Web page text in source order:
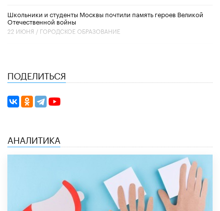
Школьники и студенты Москвы почтили память героев Великой
Отечественной войны
22 ИЮНЯ / ГОРОДСКОЕ ОБРАЗОВАНИЕ
ПОДЕЛИТЬСЯ
АНАЛИТИКА